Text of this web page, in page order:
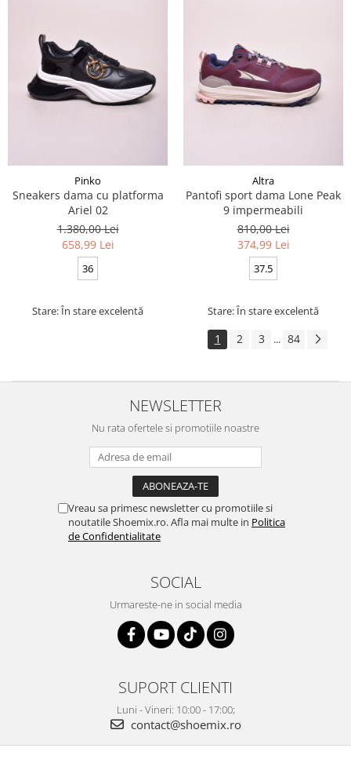
Pinko
Sneakers dama cu platforma
Ariel 02
1.380,00 Lei
658,99 Lei
36
Stare: În stare excelentă
Altra
Pantofi sport dama Lone Peak
9 impermeabili
810,00 Lei
374,99 Lei
37.5
Stare: În stare excelentă
1 2 3 ... 84
NEWSLETTER
Nu rata ofertele si promotiile noastre
Vreau sa primesc newsletter cu promotiile si
noutatile Shoemix.ro. Afla mai multe in Politica
de Confidentialitate
SOCIAL
Urmareste-ne in social media
SUPORT CLIENTI
Luni - Vineri: 10:00 - 17:00;
contact@shoemix.ro